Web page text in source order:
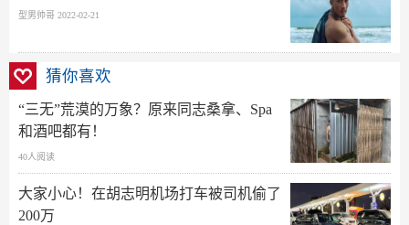
型男帅哥 2022-02-21
猜你喜欢
“三无”荒漠的万象？原来同志桑拿、Spa
和酒吧都有！
40人阅读
大家小心！在胡志明机场打车被司机偷了
200万